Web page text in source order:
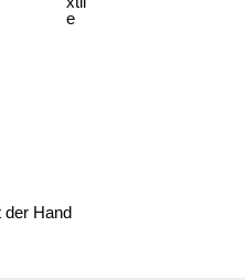
e
der Hand